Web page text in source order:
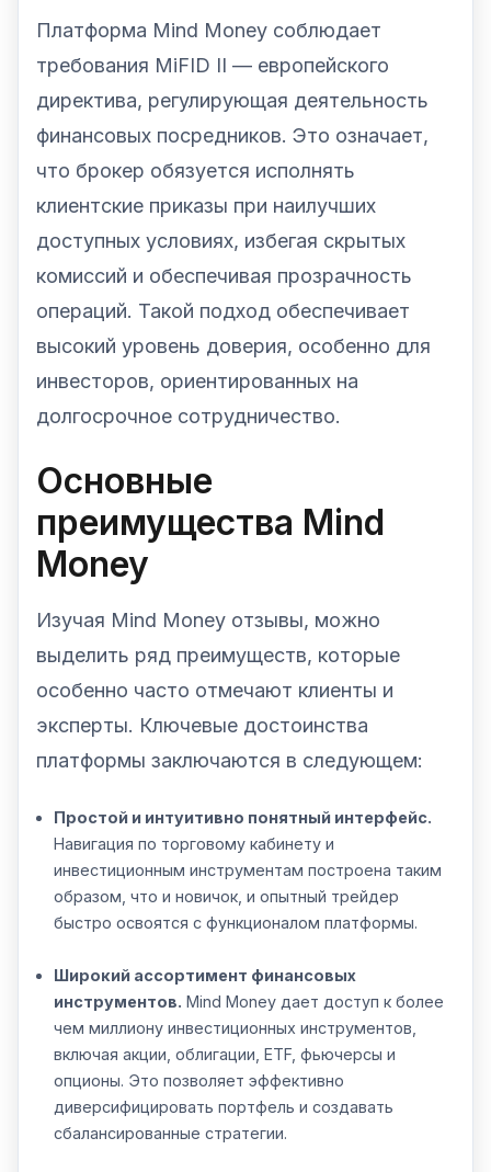
Платформа Mind Money соблюдает
требования MiFID II — европейского
директива, регулирующая деятельность
финансовых посредников. Это означает,
что брокер обязуется исполнять
клиентские приказы при наилучших
доступных условиях, избегая скрытых
комиссий и обеспечивая прозрачность
операций. Такой подход обеспечивает
высокий уровень доверия, особенно для
инвесторов, ориентированных на
долгосрочное сотрудничество.
Основные
преимущества Mind
Money
Изучая Mind Money отзывы, можно
выделить ряд преимуществ, которые
особенно часто отмечают клиенты и
эксперты. Ключевые достоинства
платформы заключаются в следующем:
Простой и интуитивно понятный интерфейс.
Навигация по торговому кабинету и
инвестиционным инструментам построена таким
образом, что и новичок, и опытный трейдер
быстро освоятся с функционалом платформы.
Широкий ассортимент финансовых
инструментов. Mind Money дает доступ к более
чем миллиону инвестиционных инструментов,
включая акции, облигации, ETF, фьючерсы и
опционы. Это позволяет эффективно
диверсифицировать портфель и создавать
сбалансированные стратегии.